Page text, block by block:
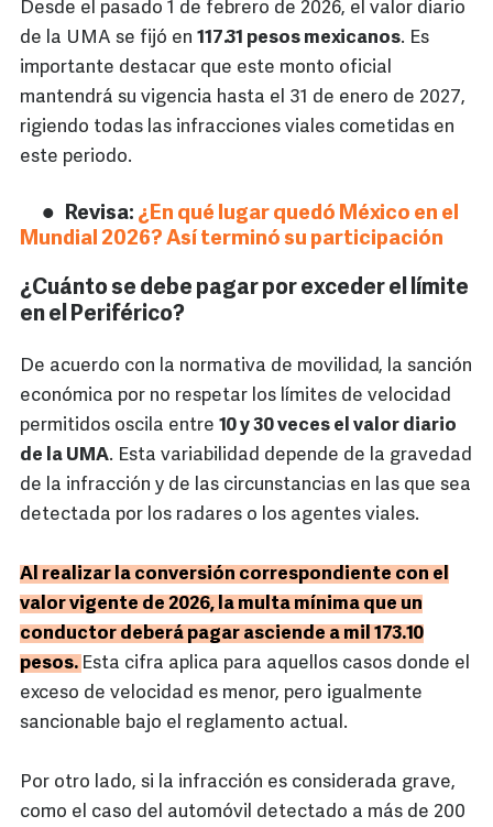
Desde el pasado 1 de febrero de 2026, el valor diario
de la UMA se fijó en 117.31 pesos mexicanos. Es
importante destacar que este monto oficial
mantendrá su vigencia hasta el 31 de enero de 2027,
rigiendo todas las infracciones viales cometidas en
este periodo.
Revisa: ¿En qué lugar quedó México en el
Mundial 2026? Así terminó su participación
¿Cuánto se debe pagar por exceder el límite
en el Periférico?
De acuerdo con la normativa de movilidad, la sanción
económica por no respetar los límites de velocidad
permitidos oscila entre 10 y 30 veces el valor diario
de la UMA. Esta variabilidad depende de la gravedad
de la infracción y de las circunstancias en las que sea
detectada por los radares o los agentes viales.
Al realizar la conversión correspondiente con el
valor vigente de 2026, la multa mínima que un
conductor deberá pagar asciende a mil 173.10
pesos. Esta cifra aplica para aquellos casos donde el
exceso de velocidad es menor, pero igualmente
sancionable bajo el reglamento actual.
Por otro lado, si la infracción es considerada grave,
como el caso del automóvil detectado a más de 200